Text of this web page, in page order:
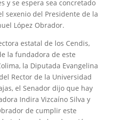
y se espera sea concretado
sexenio del Presidente de la
López Obrador.
estatal de los Cendis,
la fundadora de este
la Diputada Evangelina
Rector de la Universidad
el Senador dijo que hay
Indira Vizcaíno Silva y
de cumplir este